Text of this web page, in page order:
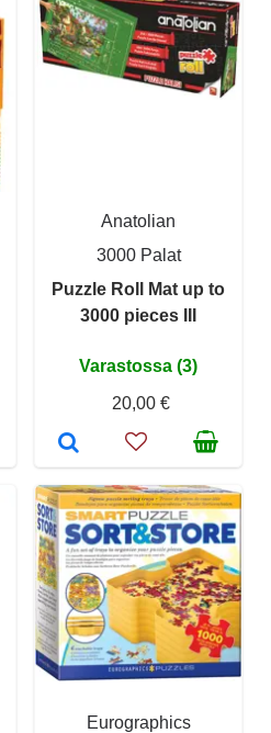
Anatolian
3000 Palat
Puzzle Roll Mat up to
3000 pieces III
Varastossa (3)
20,00 €
Eurographics